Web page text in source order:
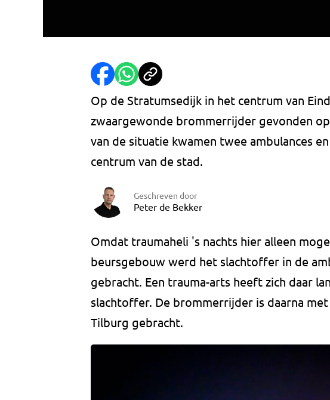
Op de Stratumsedijk in het centrum van
zwaargewonde brommerrijder gevonden
van de situatie kwamen twee ambulances
centrum van de stad.
Geschreven door
Peter de Bekker
Omdat traumaheli 's nachts hier alleen
beursgebouw werd het slachtoffer in de
gebracht. Een trauma-arts heeft zich daar
slachtoffer. De brommerrijder is daarna met
Tilburg gebracht.